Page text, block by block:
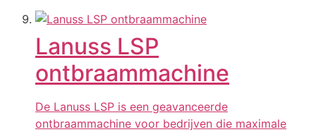
Lanuss LSP
ontbraammachine
De Lanuss LSP is een geavanceerde
ontbraammachine voor bedrijven die maximale